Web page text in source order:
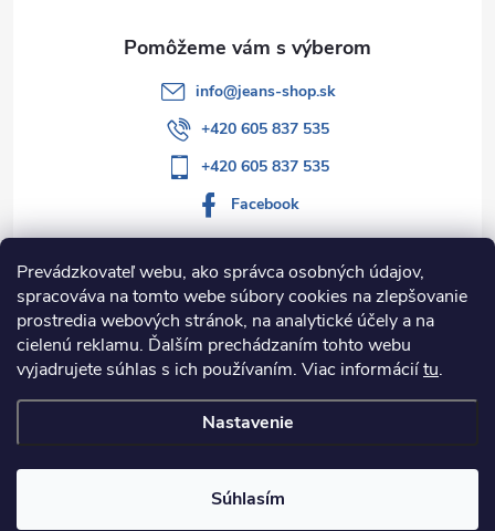
Prevádzkovateľ webu, ako správca osobných údajov,
spracováva na tomto webe súbory cookies na zlepšovanie
prostredia webových stránok, na analytické účely a na
cielenú reklamu. Ďalším prechádzaním tohto webu
vyjadrujete súhlas s ich používaním. Viac informáciítu.
Nastavenie
Súhlasím
Informácie pre vás
Kategórie
info@jeans-shop.sk
+420 605 837 535
+420 605 837 535
Facebook
nastavenie cookies